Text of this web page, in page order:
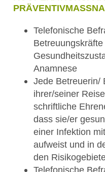
Telefonische
Anamnese
Jede Betreuerin/
ihrer/seiner
schriftliche
dass sie/er
einer Infektion
aufweist und in
den
Telefonische